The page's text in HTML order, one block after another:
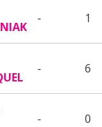
- 1
- 6
- 0